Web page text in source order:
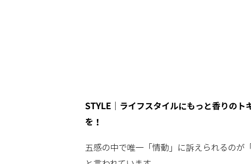
STYLE｜ライフスタイルにもっと香りのト
を！
五感の中で唯一「情動」に訴えられるのが